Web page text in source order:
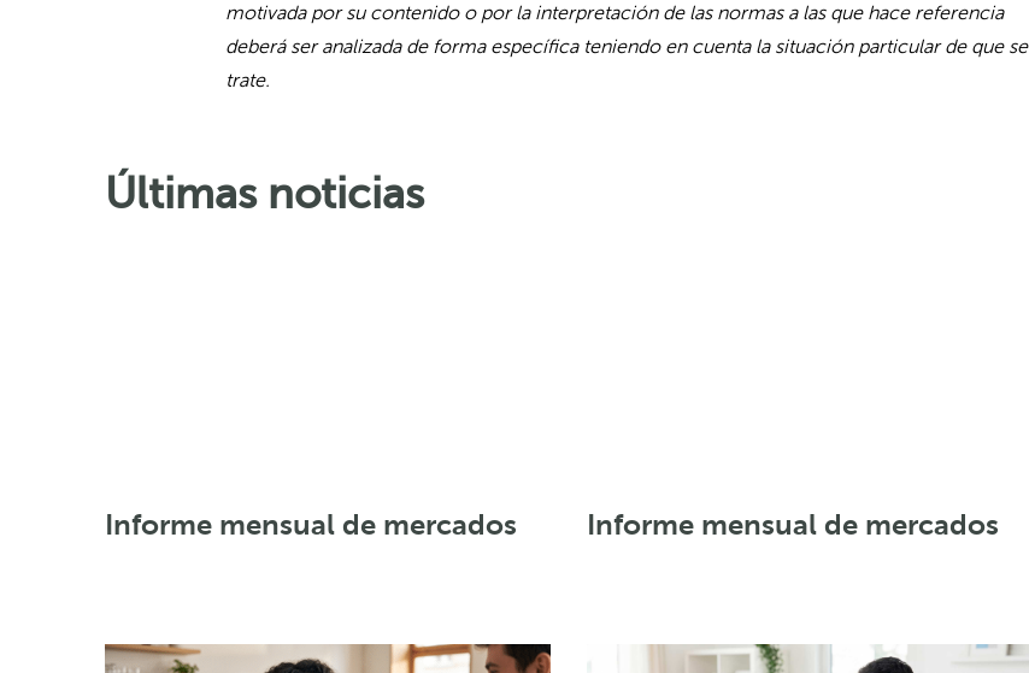
motivada por su contenido o por la interpretación de las normas a las que hace referencia
deberá ser analizada de forma específica teniendo en cuenta la situación particular de que se
trate.
Últimas noticias
Informe mensual de mercados Informe mensual de mercados